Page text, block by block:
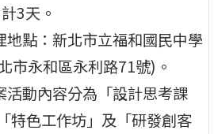
3天。
地點：新北市立福和國民中學
市永和區永利路71號)。
活動內容分為「設計思考課
特色工作坊」及「研發創客